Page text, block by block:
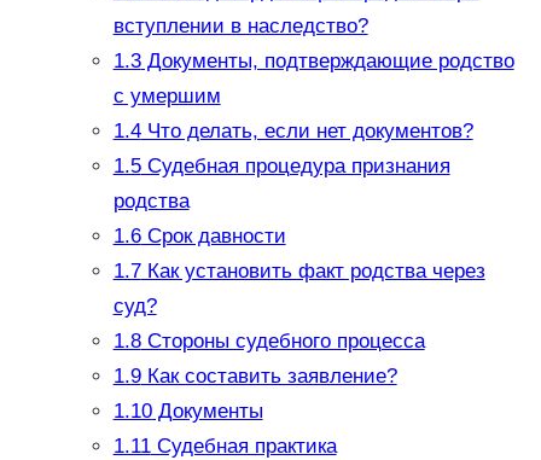
вступлении в наследство?
1.3Документы, подтверждающие родство
с умершим
1.4Что делать, если нет документов?
1.5Судебная процедура признания
родства
1.6Срок давности
1.7Как установить факт родства через
суд?
1.8Стороны судебного процесса
1.9Как составить заявление?
1.10Документы
1.11Судебная практика